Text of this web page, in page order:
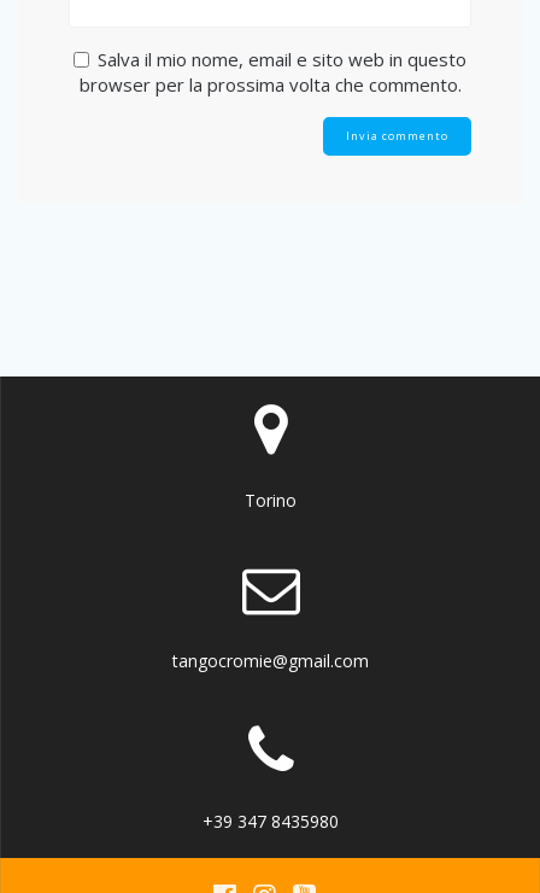
Salva il mio nome, email e sito web in questo
browser per la prossima volta che commento.
Torino
tangocromie@gmail.com
+39 347 8435980